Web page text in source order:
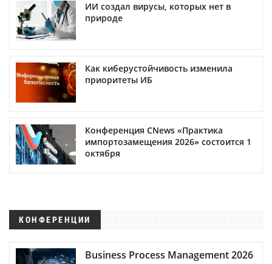
ИИ создал вирусы, которых нет в
природе
Как киберустойчивость изменила
приоритеты ИБ
Конференция CNews «Практика
импортозамещения 2026» состоится 1
октября
КОНФЕРЕНЦИИ
Business Process Management 2026